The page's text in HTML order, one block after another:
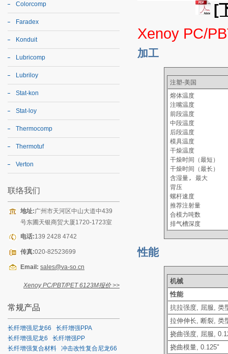
[
Xenoy PC/
加工
注塑-美国
熔体温度
注嘴温度
前段温度
中段温度
后段温度
模具温度
干燥温度
干燥时间（
干燥时间（
含湿量, 最
背压
螺杆速度
推荐注射量
合模力吨数
排气槽深度
性能
机械
性能
抗拉强度, 屈服, 类
拉伸伸长, 断裂, 类
挠曲强度, 屈服,
挠曲模量, 0.125"
Colorcomp
Faradex
Konduit
Lubricomp
Lubriloy
Stat-kon
Stat-loy
Thermocomp
Thermotuf
Verton
联络我们
地址:广州市天河区中山大道中439
号东圃天银商贸大厦1720-1723室
电话:139 2428 4742
传真:020-82523699
Email: sales@va-so.cn
Xenoy PC/PBT/PET 6123M报价 >>
常规产品
长纤增强尼龙66
长纤增强PPA
长纤增强尼龙6
长纤增强PP
长纤增强复合材料
冲击改性复合尼龙66